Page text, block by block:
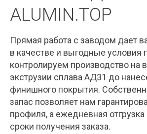
ALUMIN.TOP
Прямая работа с заводом дает
в качестве и выгодные условия
контролируем производство на
экструзии сплава АД31 до
финишного покрытия.
запас позволяет нам
профиля, а ежедневная
сроки получения заказа.